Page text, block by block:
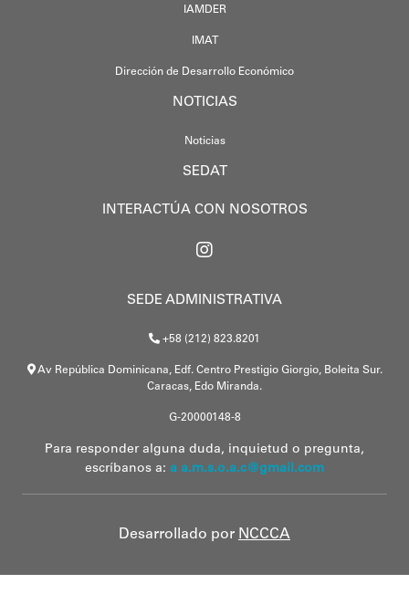
IAMDER
IMAT
Dirección de Desarrollo Económico
NOTICIAS
Noticias
SEDAT
INTERACTÚA CON NOSOTROS
SEDE ADMINISTRATIVA
+58 (212) 823.8201
Av República Dominicana, Edf. Centro Prestigio Giorgio, Boleita Sur.
Caracas, Edo Miranda.
G-20000148-8
Para responder alguna duda, inquietud o pregunta,
escríbanos a: a a.m.s.o.a.c@gmail.com
Desarrollado por NCCCA